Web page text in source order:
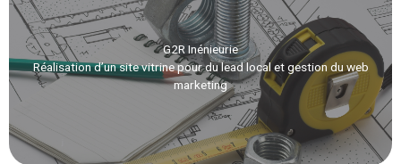
G2R Inénieurie
Réalisation d’un site vitrine pour du lead local et gestion du web
marketing